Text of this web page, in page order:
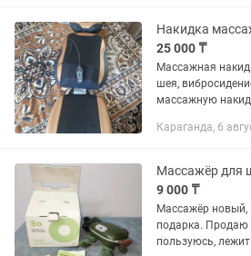
Накидка
25 000 ₸
Массажная
шея,
массажную
работает как
на...
Караганда, 6
9 000 ₸
Массажёр новый,
подарка. Продаю
пользуюсь, лежит